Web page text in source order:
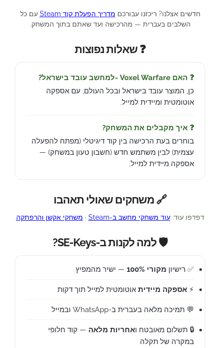
חדשים אצלנו? ריכזנו עבורכם מדריך הפעלת קוד Steam
עם כל
השלבים בעברית — מהרכישה ועד שאתם בתוך המשחק.
❓ שאלות נפוצות
❓ האם Voxel Warfare -למחשב עובד בישראל?
כן, המוצר עובד בישראל ובכל העולם, עם אספקה
אוטומטית ומיידית למייל.
❓ איך מקבלים את המשחק?
בוחרים בעת הרכישה בין קוד דיגיטלי (מפתח להפעלה
עצמית) לבין משתמש חדש (חשבון טעון במשחק) —
אספקה מיידית למייל.
🔗 משחקים שאולי תאהבו
דפדפו עוד:עוד משחקי מחשב ב-Steam · משחקי אקשן והרפתקה
🛡️ למה לקנות ב-SE-Keys?
✅ רישיון מקורי 100% — ישיר מהמפיץ
⚡ אספקה מיידית אוטומטית למייל תוך דקות
💬 תמיכה מלאה בעברית ב-WhatsApp ובמייל
🔒 תשלום מאובטח ואחריות מלאה — קוד חלופי
במקרה של תקלה